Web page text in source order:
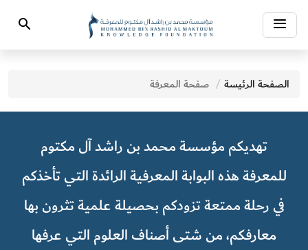
Toggle
navigation
Search
الصفحة الرئيسة صفحة المعرفة
تهديكم مؤسسة محمد بن راشد آل مكتوم
للمعرفة هذه البوابة المعرفية الرائدة التي تأخذكم
في رحلة ممتعة تزودكم بحصيلة علمية تثرون بها
معارفكم، من شتى أصناف العلوم التي عرفها